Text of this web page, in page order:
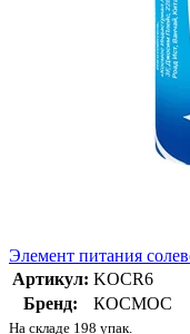
Элемент питания
Артикул: KOCR6
Бренд:
КОСМОС
На складе 198 упак.